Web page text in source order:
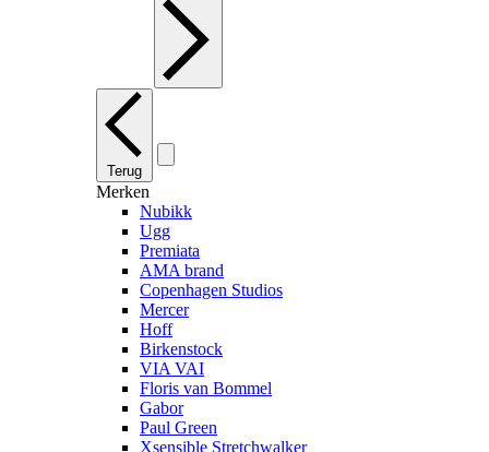
Terug
Merken
Nubikk
Ugg
Premiata
AMA brand
Copenhagen Studios
Mercer
Hoff
Birkenstock
VIA VAI
Floris van Bommel
Gabor
Paul Green
Xsensible Stretchwalker